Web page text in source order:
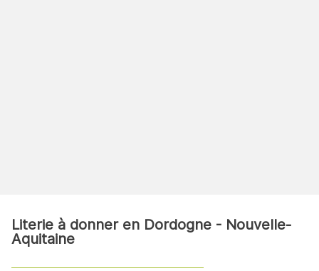
Literie à donner en Dordogne - Nouvelle-
Aquitaine